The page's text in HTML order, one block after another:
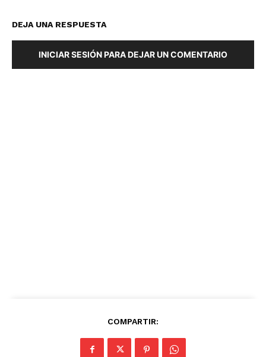
DEJA UNA RESPUESTA
INICIAR SESIÓN PARA DEJAR UN COMENTARIO
COMPARTIR: